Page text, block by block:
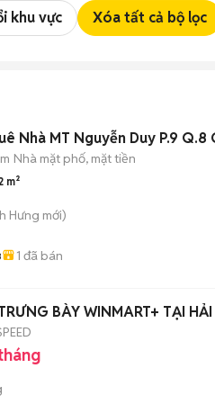
khu vực Xóa tất cả bộ lọc
Nhà MT Nguyễn Duy P.9 Q.8
Nhà mặt phố, mặt tiền
m²
Hưng mới)
1 đã bán
BÀY WINMART+ TẠI